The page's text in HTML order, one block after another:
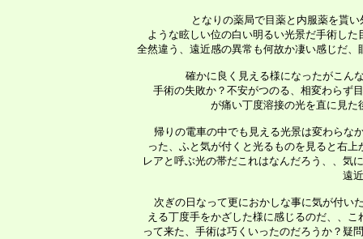
となりの薬局で目薬と内服薬を貰
ような眩しい位の白い明るい光景だ手術し
全然違う、遠近感の異常も何故か凄い感じだ
確かに良く見える様になったがこん
手術の失敗か？不安がつのる、相変わらず
が痛い丁度溶接の光を直に見
帰りの電車の中でも見える光景は変わらな
った、ふと気が付くと光るものを見ると右
レアと呼ぶ光の帯だこれはなんだろう、、気
遠
次ぎの日なって更におかしな事に気が付い
える丁度手をかざした様に感じるのだ、、
って来た、手術は巧くいったのだろうか？疑